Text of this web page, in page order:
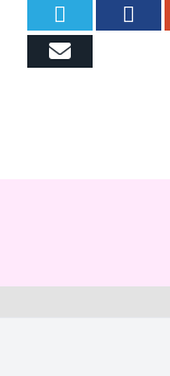
Twitter
Email